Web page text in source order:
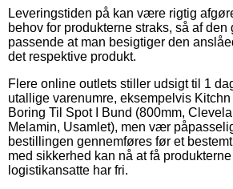
Leveringstiden på kan være rigtig
behov for produkterne straks, så af
passende at man besigtiger den
det respektive produkt.
Flere online outlets stiller udsigt til 1
utallige varenumre, eksempelvis Kitchn
Boring Til Spot I Bund (800mm,
Melamin, Usamlet), men vær
bestillingen gennemføres før et
med sikkerhed kan nå at få
logistikansatte har fri.